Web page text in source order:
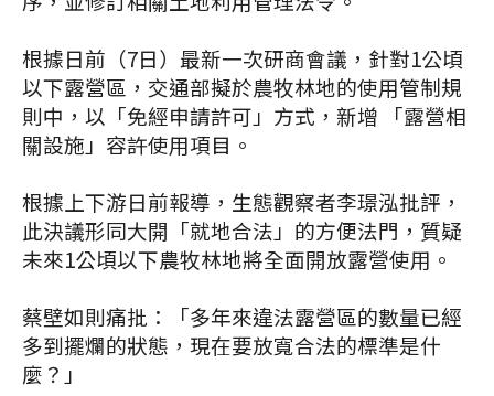
根據日前（7日）最新一次研商會議，針對1公頃
以下露營區，交通部擬於農牧林地的使用管制規
則中，以「免經申請許可」方式，新增 「露營相
關設施」容許使用項目。
根據上下游日前報導，生態觀察者李璟泓批評，
此決議形同大開「就地合法」的方便法門，質疑
未來1公頃以下農牧林地將全面開放露營使用。
蔡壁如則痛批：「多年來違法露營區的數量已經
多到擺爛的狀態，現在要放寬合法的標準是什
麼？」